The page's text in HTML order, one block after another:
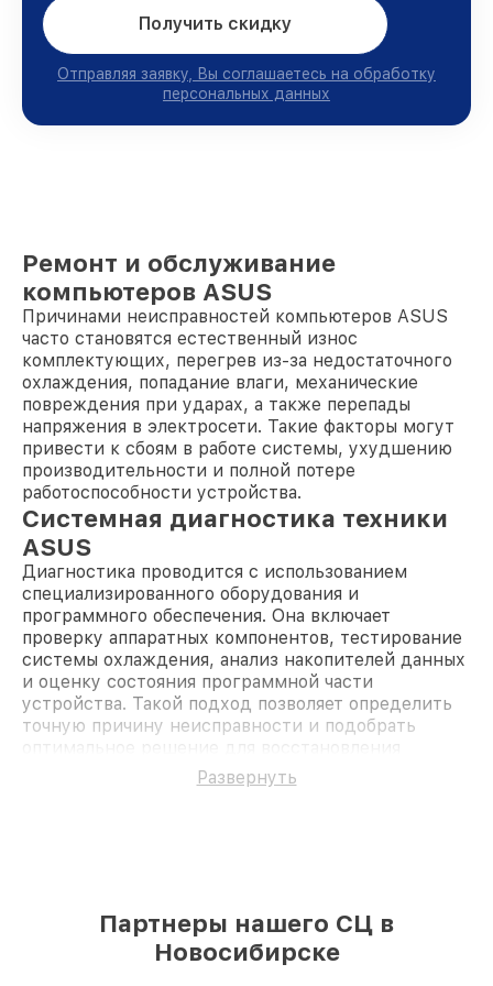
Получить скидку
Отправляя заявку, Вы соглашаетесь на обработку
персональных данных
Ремонт и обслуживание
компьютеров ASUS
Причинами неисправностей компьютеров ASUS
часто становятся естественный износ
комплектующих, перегрев из-за недостаточного
охлаждения, попадание влаги, механические
повреждения при ударах, а также перепады
напряжения в электросети. Такие факторы могут
привести к сбоям в работе системы, ухудшению
производительности и полной потере
работоспособности устройства.
Системная диагностика техники
ASUS
Диагностика проводится с использованием
специализированного оборудования и
программного обеспечения. Она включает
проверку аппаратных компонентов, тестирование
системы охлаждения, анализ накопителей данных
и оценку состояния программной части
устройства. Такой подход позволяет определить
точную причину неисправности и подобрать
работоспособности компьютера.
Преимущества обслуживания в
кратчайшие сроки.
Использование оригинальных запасных частей
для техники ASUS.
Развернуть
Партнеры нашего СЦ в
Новосибирске